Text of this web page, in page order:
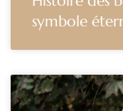
symbole